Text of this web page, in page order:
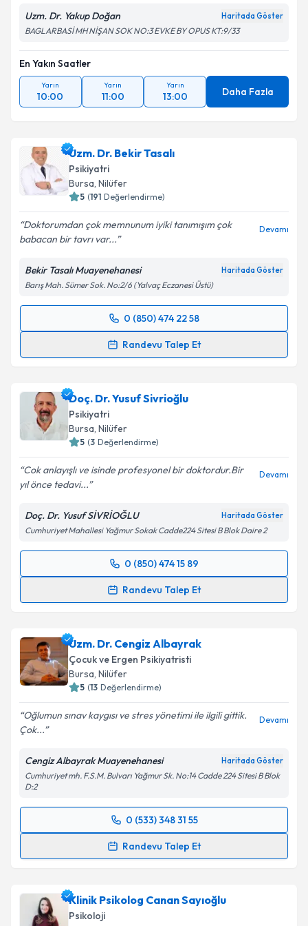
Uzm. Dr. Yakup Doğan Haritada Göster
BAGLARBASİ MH NİŞAN SOK NO:3 EVKE BY OPUS KT:9/33
En Yakın Saatler
Yarın
10:00
Yarın
11:00
Yarın
13:00 Daha Fazla
Uzm. Dr. Bekir Tasalı
Psikiyatri
Bursa, Nilüfer
5 (191 Değerlendirme)
Doktorumdan çok memnunum iyiki tanımışım çok
babacan bir tavrı var...
Devamı
Bekir Tasalı Muayenehanesi Haritada Göster
Barış Mah. Sümer Sok. No:2/6 (Yalvaç Eczanesi Üstü)
0 (850) 474 22 58
Randevu Talep Et
Randevu Takvimi Talebi
takvim hazırlandığında e-posta ile bilgilendireceğiz.
E-posta Adresiniz
'ni okudum ve kişisel verilerimin belirtilen
kapsamda işlenmesini kabul ediyorum.
Takvim Talebini Gönder
Doç. Dr. Yusuf Sivrioğlu
Psikiyatri
Bursa, Nilüfer
5 (3 Değerlendirme)
Cok anlayışlı ve isinde profesyonel bir doktordur.Bir
yıl önce tedavi...
Devamı
Doç. Dr. Yusuf SİVRİOĞLU Haritada Göster
Cumhuriyet Mahallesi Yağmur Sokak Cadde224 Sitesi B Blok Daire 2
0 (850) 474 15 89
Randevu Talep Et
Randevu Takvimi Talebi
takvim hazırlandığında e-posta ile bilgilendireceğiz.
E-posta Adresiniz
kapsamda işlenmesini kabul ediyorum.
Takvim Talebini Gönder
Uzm. Dr. Cengiz Albayrak
Çocuk ve Ergen Psikiyatristi
Bursa, Nilüfer
5 (13 Değerlendirme)
Oğlumun sınav kaygısı ve stres yönetimi ile ilgili gittik.
Çok...
Devamı
Cengiz Albayrak Muayenehanesi Haritada Göster
Cumhuriyet mh. F.S.M. Bulvarı Yağmur Sk. No:14 Cadde 224 Sitesi B Blok
D:2
0 (533) 348 31 55
Randevu Talep Et
Randevu Takvimi Talebi
için bir takvim hazırlandığında e-posta ile
bilgilendireceğiz.
Klinik Psikolog Canan Sayıoğlu
Psikoloji